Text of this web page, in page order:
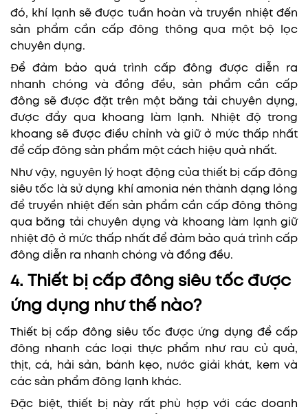
đó, khí lạnh sẽ được tuần hoàn và truyền nhiệt đến
sản phẩm cần cấp đông thông qua một bộ lọc
chuyên dụng.
Để đảm bảo quá trình cấp đông được diễn ra
nhanh chóng và đồng đều, sản phẩm cần cấp
đông sẽ được đặt trên một băng tải chuyên dụng,
được đẩy qua khoang làm lạnh. Nhiệt độ trong
khoang sẽ được điều chỉnh và giữ ở mức thấp nhất
để cấp đông sản phẩm một cách hiệu quả nhất.
Như vậy, nguyên lý hoạt động của thiết bị cấp đông
siêu tốc là sử dụng khí amonia nén thành dạng lỏng
để truyền nhiệt đến sản phẩm cần cấp đông thông
qua băng tải chuyên dụng và khoang làm lạnh giữ
nhiệt độ ở mức thấp nhất để đảm bảo quá trình cấp
đông diễn ra nhanh chóng và đồng đều.
4. Thiết bị cấp đông siêu tốc được
ứng dụng như thế nào?
Thiết bị cấp đông siêu tốc được ứng dụng để cấp
đông nhanh các loại thực phẩm như rau củ quả,
thịt, cá, hải sản, bánh kẹo, nước giải khát, kem và
các sản phẩm đông lạnh khác.
Đặc biệt, thiết bị này rất phù hợp với các doanh